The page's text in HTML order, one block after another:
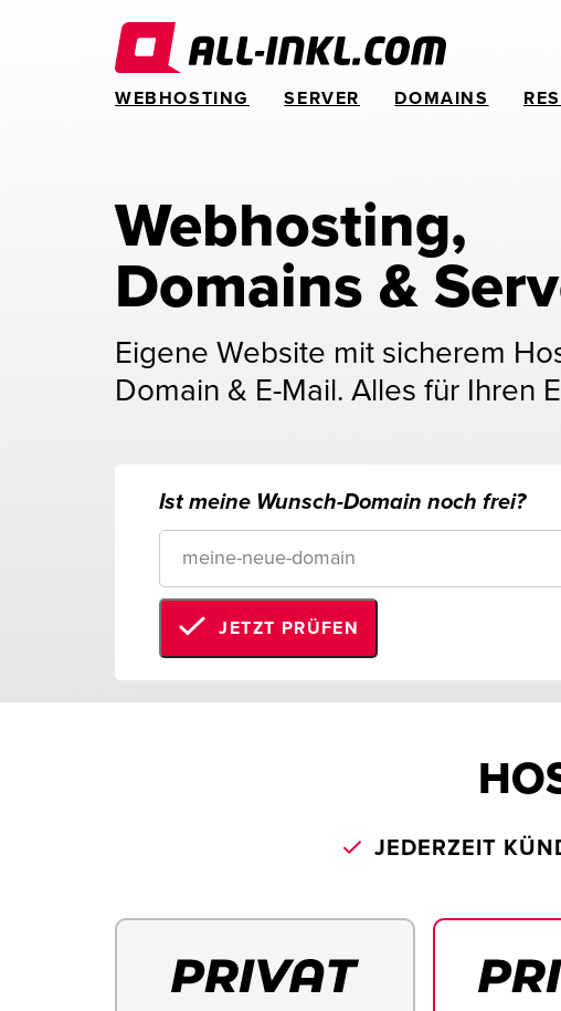
WEBHOSTING SERVER DOMAINS
Webhosting,
Domains &
Eigene Website mit sicherem
Domain & E-Mail. Alles für Ihren
Ist meine Wunsch-Domain noch frei?
JETZT PRÜFEN
JEDERZEIT